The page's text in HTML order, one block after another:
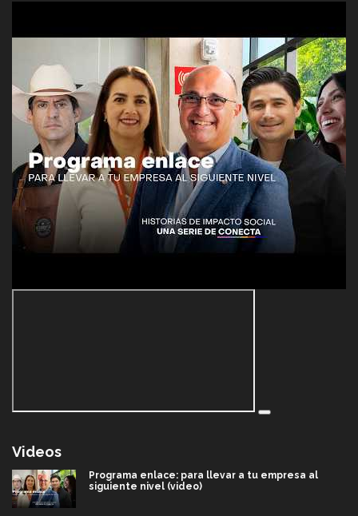
Videos
Programa enlace: para llevar a tu empresa al
siguiente nivel (video)